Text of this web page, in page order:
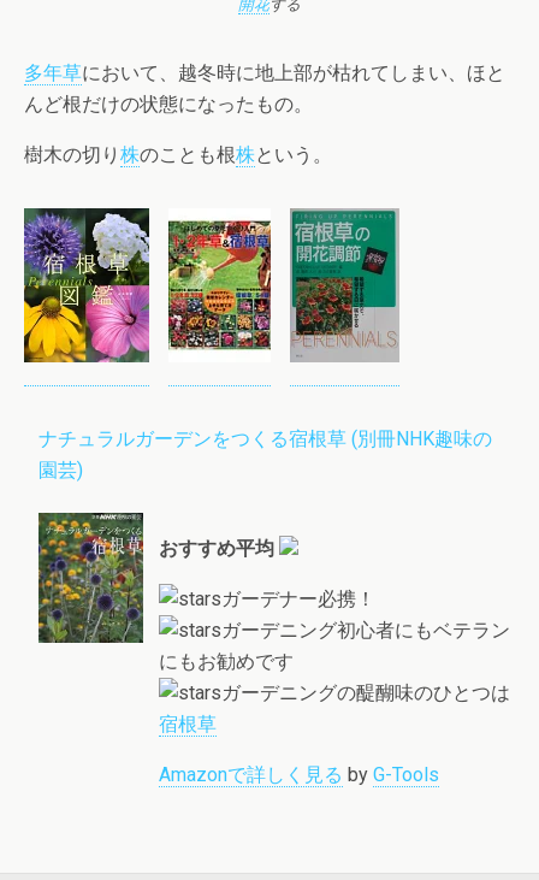
開花する
多年草において、越冬時に地上部が枯れてしまい、ほと
んど根だけの状態になったもの。
樹木の切り 株のことも根株という。
ナチュラルガーデンをつくる宿根草 (別冊NHK趣味の
園芸)
おすすめ平均
ガーデナー必携！
ガーデニング初心者にもベテラン
にもお勧めです
ガーデニングの醍醐味のひとつは
宿根草
Amazonで詳しく見る by G-Tools